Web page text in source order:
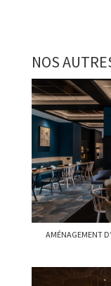
NOS
AMÉNAGEMENT